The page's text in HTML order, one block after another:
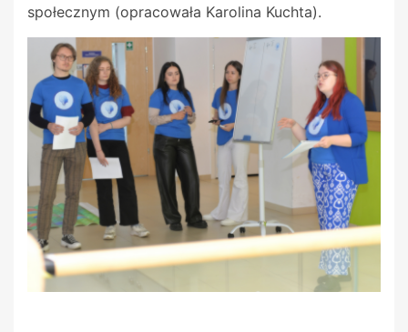
społecznym (opracowała Karolina Kuchta).